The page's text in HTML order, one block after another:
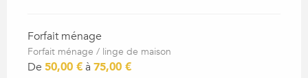
Forfait ménage
Forfait ménage / linge de maison
De 50,00 €à 75,00 €